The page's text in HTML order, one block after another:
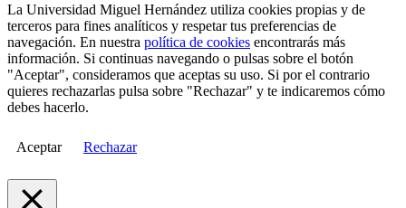
La Universidad Miguel Hernández utiliza cookies propias y de
terceros para fines analíticos y respetar tus preferencias de
navegación. En nuestra política de cookies encontrarás más
información. Si continuas navegando o pulsas sobre el botón
"Aceptar", consideramos que aceptas su uso. Si por el contrario
quieres rechazarlas pulsa sobre "Rechazar" y te indicaremos cómo
debes hacerlo.
Aceptar Rechazar